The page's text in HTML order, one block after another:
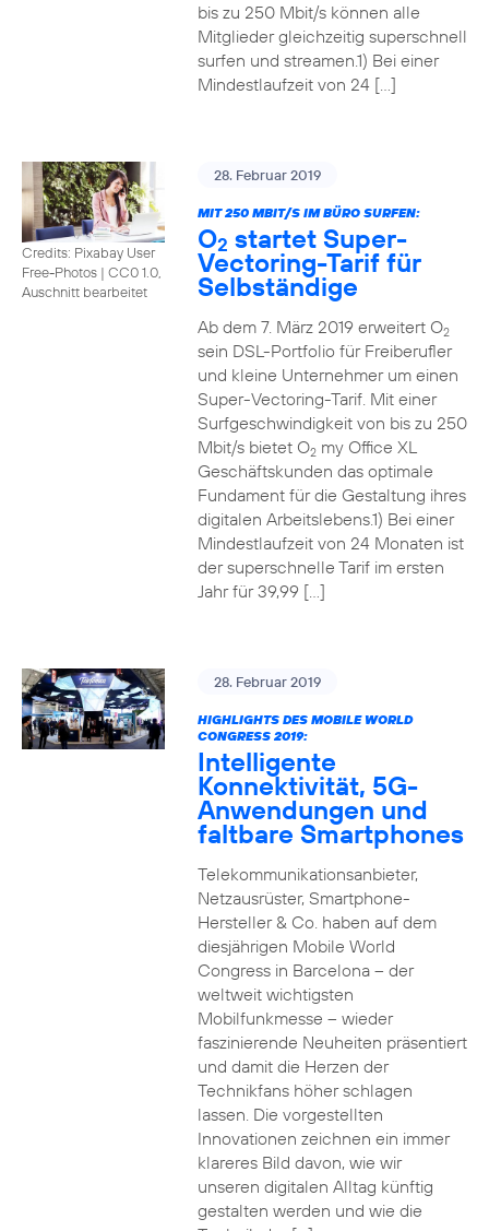
bis zu 250 Mbit/s können alle
Mitglieder gleichzeitig superschnell
surfen und streamen.1) Bei einer
Mindestlaufzeit von 24 […]
Credits: Pixabay User
Free-Photos | CC0 1.0,
Auschnitt bearbeitet
28. Februar 2019
MIT 250 MBIT/S IM BÜRO SURFEN:
O2 startet Super-
Vectoring-Tarif für
Selbständige
Ab dem 7. März 2019 erweitert O2
sein DSL-Portfolio für Freiberufler
und kleine Unternehmer um einen
Super-Vectoring-Tarif. Mit einer
Surfgeschwindigkeit von bis zu 250
Mbit/s bietet O2my Office XL
Geschäftskunden das optimale
Fundament für die Gestaltung ihres
digitalen Arbeitslebens.1) Bei einer
Mindestlaufzeit von 24 Monaten ist
der superschnelle Tarif im ersten
Jahr für 39,99 […]
28. Februar 2019
HIGHLIGHTS DES MOBILE WORLD
CONGRESS 2019:
Intelligente
Konnektivität, 5G-
Anwendungen und
faltbare Smartphones
Telekommunikationsanbieter,
Netzausrüster, Smartphone-
Hersteller & Co. haben auf dem
diesjährigen Mobile World
Congress in Barcelona – der
weltweit wichtigsten
Mobilfunkmesse – wieder
faszinierende Neuheiten präsentiert
und damit die Herzen der
Technikfans höher schlagen
lassen. Die vorgestellten
Innovationen zeichnen ein immer
klareres Bild davon, wie wir
unseren digitalen Alltag künftig
gestalten werden und wie die